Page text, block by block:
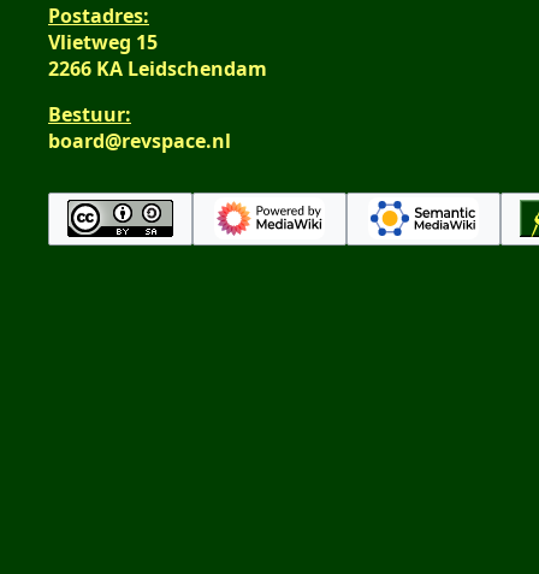
Postadres:
Vlietweg 15
2266 KA Leidschendam
Bestuur:
board@revspace.nl